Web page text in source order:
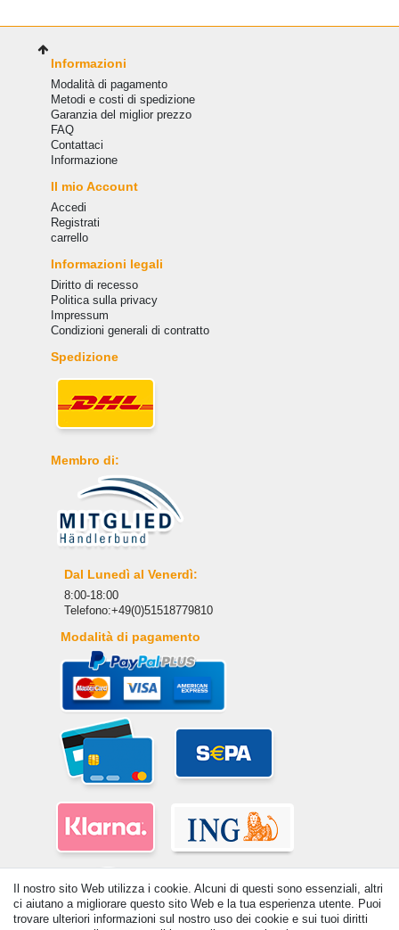
Il nostro sito Web utilizza i cookie. Alcuni di questi sono essenziali, altri
ci aiutano a migliorare questo sito Web e la tua esperienza utente. Puoi
trovare ulteriori informazioni sul nostro uso dei cookie e sui tuoi diritti
Informazioni
Modalità di pagamento
Metodi e costi di spedizione
Garanzia del miglior prezzo
FAQ
Сontattaci
Informazione
Il mio Account
Accedi
Registrati
carrello
Informazioni legali
Diritto di recesso
Politica sulla privacy
Impressum
Condizioni generali di contratto
Spedizione
Membro di:
Dal Lunedì al Venerdì:
8:00-18:00
Telefono:+49(0)51518779810
Modalità di pagamento